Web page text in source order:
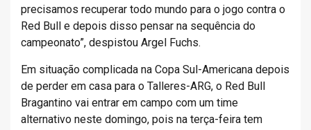
precisamos recuperar todo mundo para o jogo contra o
Red Bull e depois disso pensar na sequência do
campeonato”, despistou Argel Fuchs.
Em situação complicada na Copa Sul-Americana depois
de perder em casa para o Talleres-ARG, o Red Bull
Bragantino vai entrar em campo com um time
alternativo neste domingo, pois na terça-feira tem